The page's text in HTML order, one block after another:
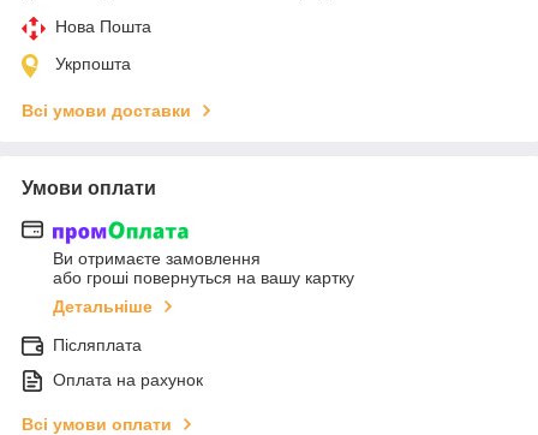
Нова Пошта
Укрпошта
Всі умови доставки
Умови оплати
Ви отримаєте замовлення
або гроші повернуться на вашу картку
Детальніше
Післяплата
Оплата на рахунок
Всі умови оплати